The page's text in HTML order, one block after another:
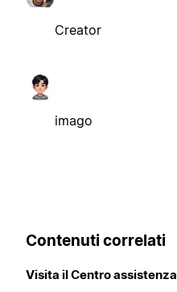
Creator
imago
Contenuti correlati
Visita il Centro assistenza